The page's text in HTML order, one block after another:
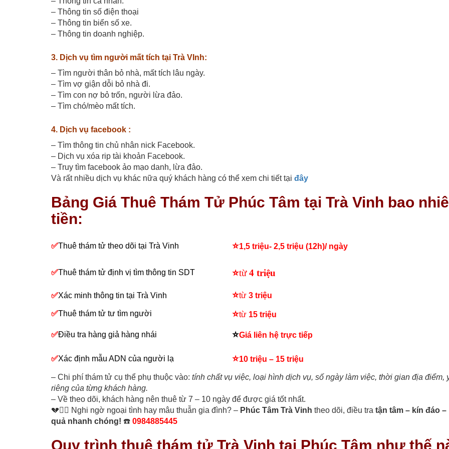
– Thông tin số điện thoại
– Thông tin biển số xe.
– Thông tin doanh nghiệp.
3. Dịch vụ tìm người mất tích tại Trà VInh:
– Tìm người thân bỏ nhà, mất tích lâu ngày.
– Tìm vợ giận dỗi bỏ nhà đi.
– Tìm con nợ bỏ trốn, người lừa đảo.
– Tìm chó/mèo mất tích.
4. Dịch vụ facebook :
– Tìm thông tin chủ nhân nick Facebook.
– Dịch vụ xóa rip tài khoản Facebook.
– Truy tìm facebook ảo mạo danh, lừa đảo.
Và rất nhiều dịch vụ khác nữa quý khách hàng có thể xem chi tiết tại đây
Bảng Giá Thuê Thám Tử Phúc Tâm tại Trà Vinh bao
tiền:
✅Thuê thám tử theo dõi tại Trà Vinh ⭐1,5 triệu- 2,5 triệu (12h)/ ngày
✅Thuê thám tử định vị tìm thông tin SDT ⭐từ 4 triệu
✅Xác minh thông tin tại Trà Vinh ⭐từ 3 triệu
✅Thuê thám tử tư tìm người ⭐từ 15 triệu
✅Điều tra hàng giả hàng nhái ⭐Giá liên hệ trực tiếp
✅Xác định mẫu ADN của người lạ ⭐10 triệu – 15 triệu
– Chi phí thám tử cụ thể phụ thuộc vào: tính chất vụ việc, loại hình dịch vụ, số ngày làm việc, thời gian địa điểm,
riêng của từng khách hàng.
– Về theo dõi, khách hàng nên thuê từ 7 – 10 ngày để được giá tốt nhất.
💔🕵️‍♂️ Nghi ngờ ngoại tình hay mâu thuẫn gia đình? – Phúc Tâm Trà Vinh theo dõi, điều tra tận tâm – kín đáo –
quả nhanh chóng! ☎️ 0984885445
Quy trình thuê thám tử Trà Vinh tại Phúc Tâm như thế